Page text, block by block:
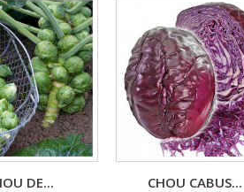
DE... CHOU CABUS...